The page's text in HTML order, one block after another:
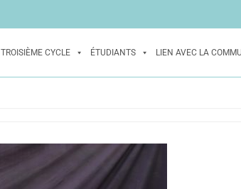
TROISIÈME CYCLE ÉTUDIANTS LIEN AVEC LA